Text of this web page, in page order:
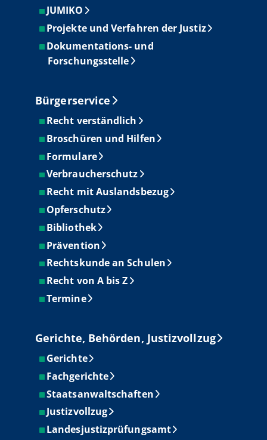
JUMIKO
Projekte und Verfahren der Justiz
Dokumentations- und
Forschungsstelle
Bürgerservice
Recht verständlich
Broschüren und Hilfen
Formulare
Verbraucherschutz
Recht mit Auslandsbezug
Opferschutz
Bibliothek
Prävention
Rechtskunde an Schulen
Recht von A bis Z
Termine
Gerichte, Behörden, Justizvollzug
Gerichte
Fachgerichte
Staatsanwaltschaften
Justizvollzug
Landesjustizprüfungsamt